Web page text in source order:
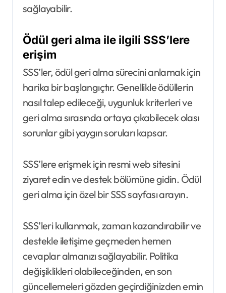
sağlayabilir.
Ödül geri alma ile ilgili SSS’lere
erişim
SSS’ler, ödül geri alma sürecini anlamak için
harika bir başlangıçtır. Genellikle ödüllerin
nasıl talep edileceği, uygunluk kriterleri ve
geri alma sırasında ortaya çıkabilecek olası
sorunlar gibi yaygın soruları kapsar.
SSS’lere erişmek için resmi web sitesini
ziyaret edin ve destek bölümüne gidin. Ödül
geri alma için özel bir SSS sayfası arayın.
SSS’leri kullanmak, zaman kazandırabilir ve
destekle iletişime geçmeden hemen
cevaplar almanızı sağlayabilir. Politika
değişiklikleri olabileceğinden, en son
güncellemeleri gözden geçirdiğinizden emin